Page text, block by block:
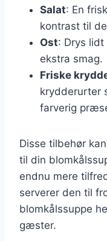
Salat: En
kontrast til
Ost: Drys
ekstra smag.
Friske
krydderurter
farverig
Disse tilbehør
til din
endnu mere
serverer den til
blomkålssuppe
gæster.